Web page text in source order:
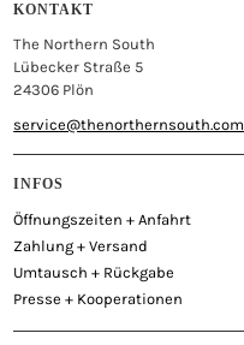
KONTAKT
The Northern South
Lübecker Straße 5
24306 Plön
service@thenorthernsouth.com
INFOS
Öffnungszeiten + Anfahrt
Zahlung + Versand
Umtausch + Rückgabe
Presse + Kooperationen